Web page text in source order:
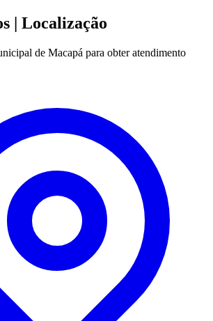
| Localização
de Macapá para obter atendimento